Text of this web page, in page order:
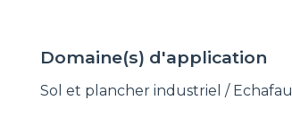
Domaine(s) d'application
Sol et plancher industriel /